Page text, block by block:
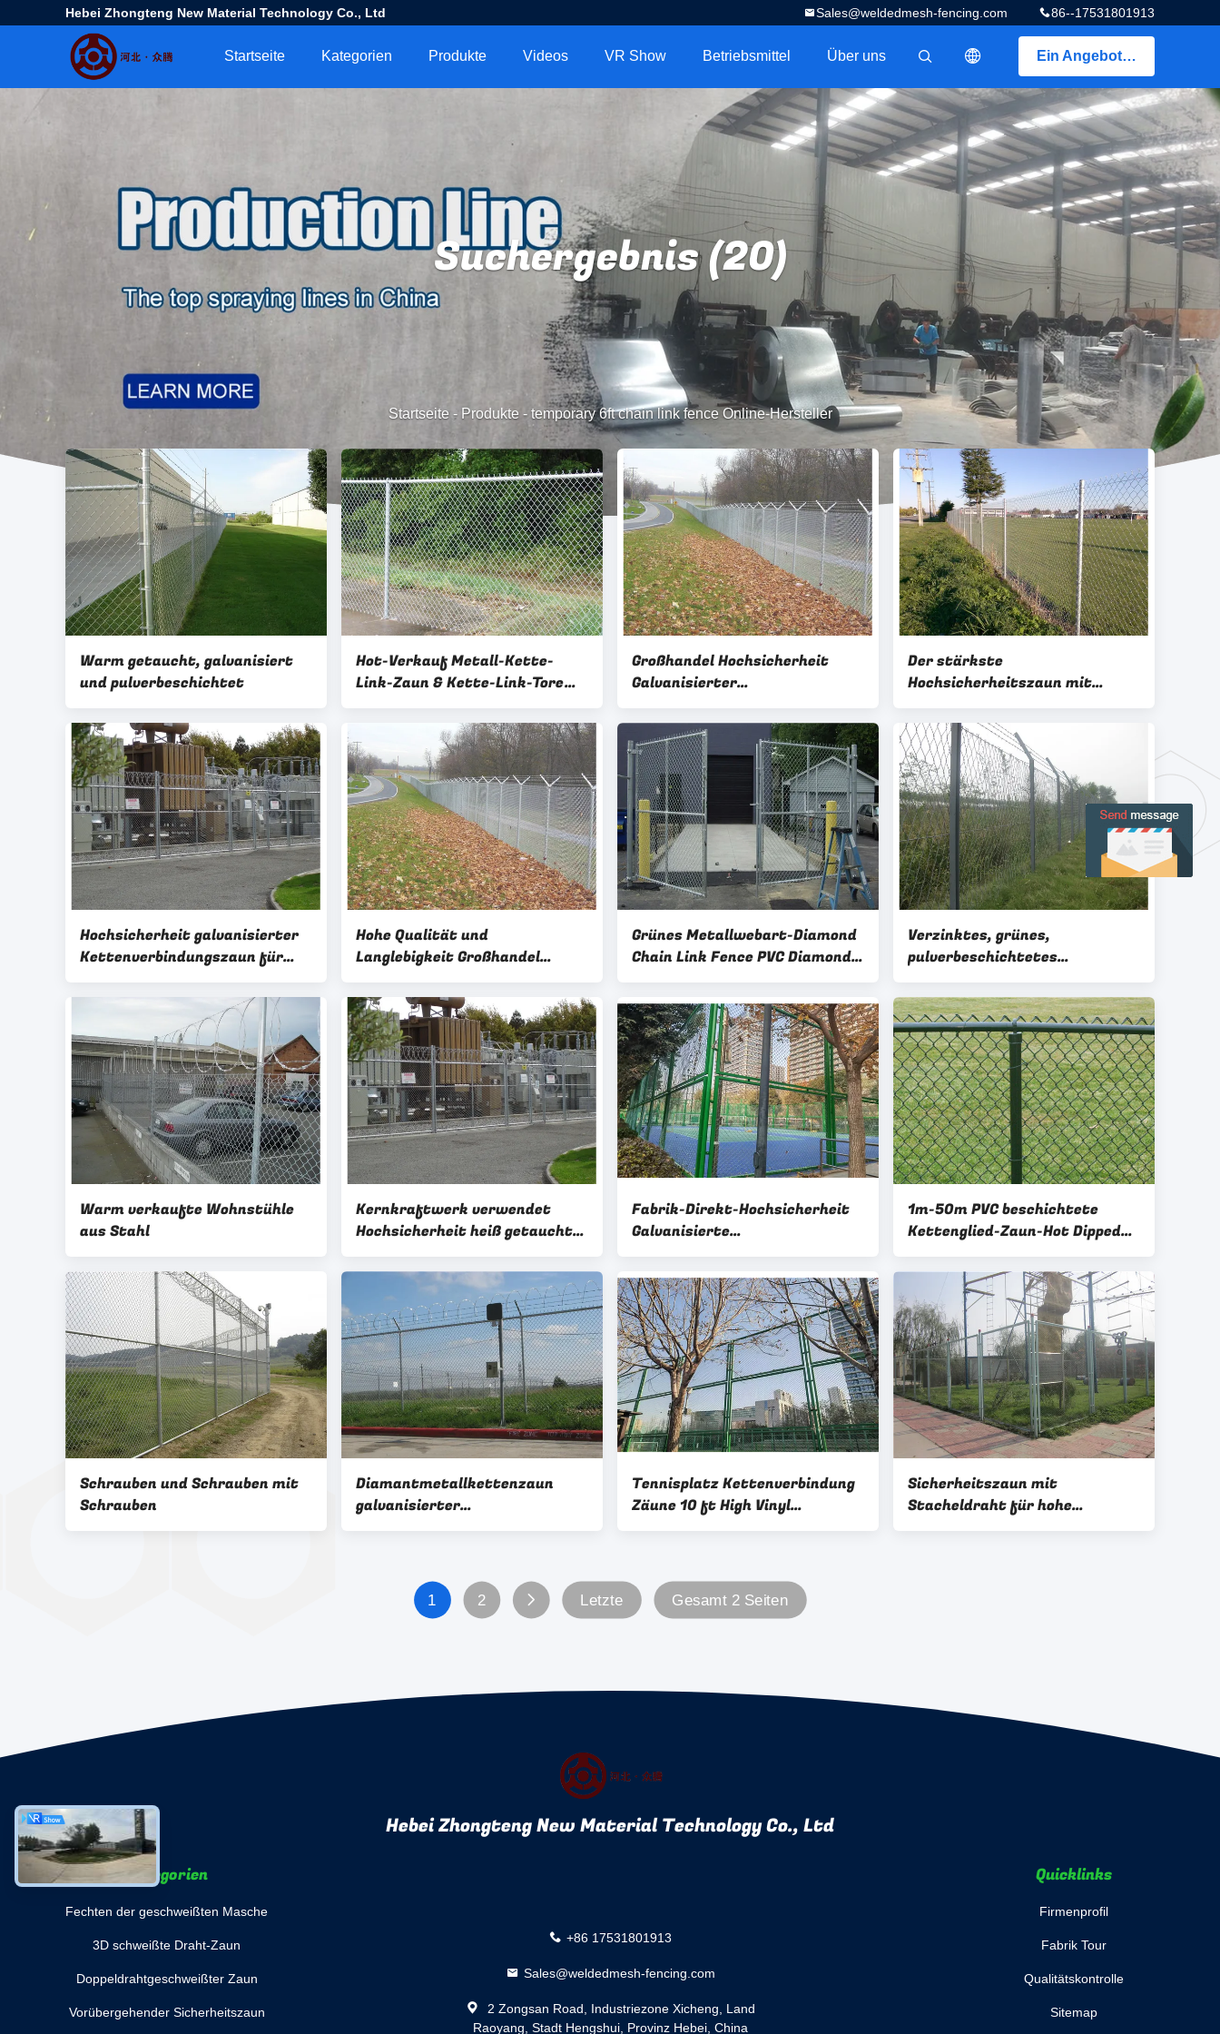
Hebei Zhongteng New Material Technology Co., Ltd 86--17531801913
Sales@weldedmesh-fencing.com
Ein Angebot bekommen
描述
Startseite Kategorien Produkte Videos VR Show Betriebsmittel Über uns
Suchergebnis (20)
Startseite- Produkte- temporary 6ft chain link fence Online-Hersteller
Warm getaucht, galvanisiert
und pulverbeschichtet
Hot-Verkauf Metall-Kette-
Link-Zaun & Kette-Link-Tore
mit günstigerem Preis
Großhandel Hochsicherheit
Galvanisierter
Kettenverbindungszaun Kosten
mit Stacheldraht oben
Der stärkste
Hochsicherheitszaun mit
Pulverbeschichtung
Hochsicherheit galvanisierter
Kettenverbindungszaun für
Ölfeldzaun mit Post
Hohe Qualität und
Langlebigkeit Großhandel
Hochsicherheit Verzinkte
Kettenverbindung Zaun Kosten
mit Stacheldraht oben
Grünes Metallwebart-Diamond
Chain Link Fence PVC Diamond
Mesh Fencing
Verzinktes, grünes,
pulverbeschichtetes
Metallgewebe,
Diamantkettenzaun
Warm verkaufte Wohnstühle
aus Stahl
Kernkraftwerk verwendet
Hochsicherheit heiß getaucht
galvanisierte
Kettenverbindung Zaun
Fabrik-Direkt-Hochsicherheit
Galvanisierte
Diamantdrahtmaschen
Kettenverbindung Zaun Für
Fußballplatz
1m-50m PVC beschichtete
Kettenglied-Zaun-Hot Dipped
Galvanized-Grün
Schrauben und Schrauben mit
Schrauben
Diamantmetallkettenzaun
galvanisierter
Stahlkettenzaun
Tennisplatz Kettenverbindung
Zäune 10 ft High Vinyl
überzogen Schwarz oder Grün
Sicherheitszaun mit
Stacheldraht für hohe
Sicherheit
1 2 Letzte Gesamt 2 Seiten
Hebei Zhongteng New Material Technology Co., Ltd
Kategorien
Fechten der geschweißten Masche
3D schweißte Draht-Zaun
Doppeldrahtgeschweißter Zaun
Vorübergehender Sicherheitszaun
+86 17531801913
Sales@weldedmesh-fencing.com
2 Zongsan Road, Industriezone Xicheng, Land
Raoyang, Stadt Hengshui, Provinz Hebei, China
Quicklinks
Firmenprofil
Fabrik Tour
Qualitätskontrolle
Sitemap